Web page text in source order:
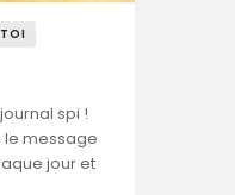
spi !
le message
jour et